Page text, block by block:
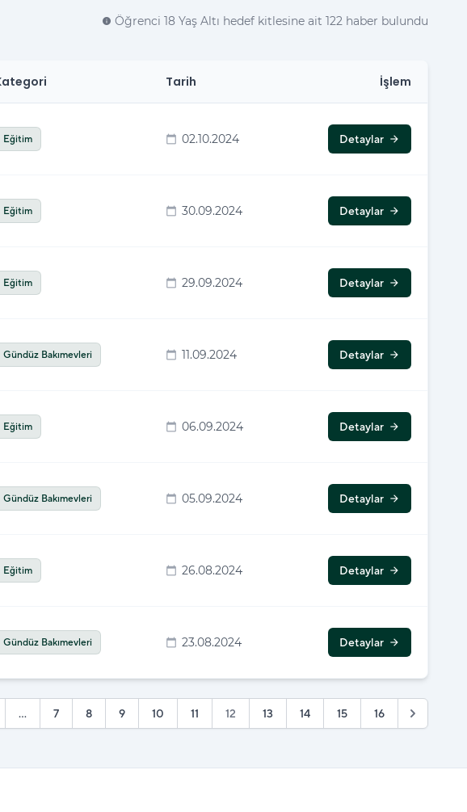
info Öğrenci 18 Yaş Altı hedef kitlesine ait 122 haber bulundu
Tarih İşlem
Eğitim calendar_today 02.10.2024 Detaylar arrow_forward
Eğitim calendar_today 30.09.2024 Detaylar arrow_forward
Eğitim calendar_today 29.09.2024 Detaylar arrow_forward
Gündüz Bakımevleri calendar_today 11.09.2024 Detaylar arrow_forward
Eğitim calendar_today 06.09.2024 Detaylar arrow_forward
Gündüz Bakımevleri calendar_today 05.09.2024 Detaylar arrow_forward
Eğitim calendar_today 26.08.2024 Detaylar arrow_forward
Gündüz Bakımevleri calendar_today 23.08.2024 Detaylar arrow_forward
... 7 8 9 10 11 12 13 14 15 16